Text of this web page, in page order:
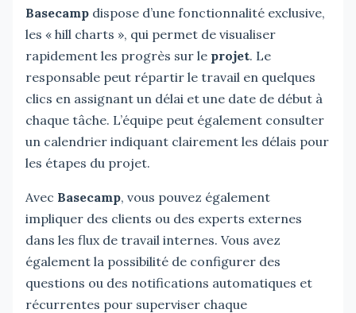
Basecamp dispose d’une fonctionnalité exclusive,
les « hill charts », qui permet de visualiser
rapidement les progrès sur le projet. Le
responsable peut répartir le travail en quelques
clics en assignant un délai et une date de début à
chaque tâche. L’équipe peut également consulter
un calendrier indiquant clairement les délais pour
les étapes du projet.
Avec Basecamp, vous pouvez également
impliquer des clients ou des experts externes
dans les flux de travail internes. Vous avez
également la possibilité de configurer des
questions ou des notifications automatiques et
récurrentes pour superviser chaque